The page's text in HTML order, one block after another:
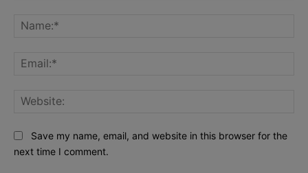
Save my name, email, and website in this browser for the
next time I comment.